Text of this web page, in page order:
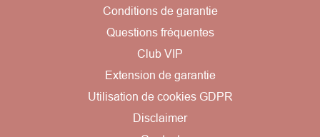
Conditions de garantie
Questions fréquentes
Club VIP
Extension de garantie
Utilisation de cookies GDPR
Disclaimer